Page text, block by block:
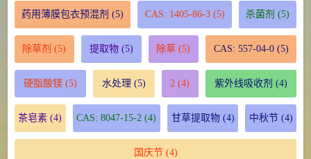
药用薄膜包衣预混剂 (5) CAS: 1405-86-3(5) 杀菌剂 (5)
除草剂 (5) 提取物(5) 除草 (5) CAS: 557-04-0(5)
硬脂酸镁(5) 水处理 (5) 2 (4) 紫外线吸收剂 (4)
茶皂素 (4) CAS: 8047-15-2 (4) 甘草提取物(4) 中秋节(4)
国庆节(4)